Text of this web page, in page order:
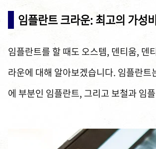
임플란트 크라운: 최고의 가성
임플란트를 할 때도 오스템, 덴티움, 덴
라운에 대해 알아보겠습니다. 임플란
에 부분인 임플란트, 그리고 보철과 임